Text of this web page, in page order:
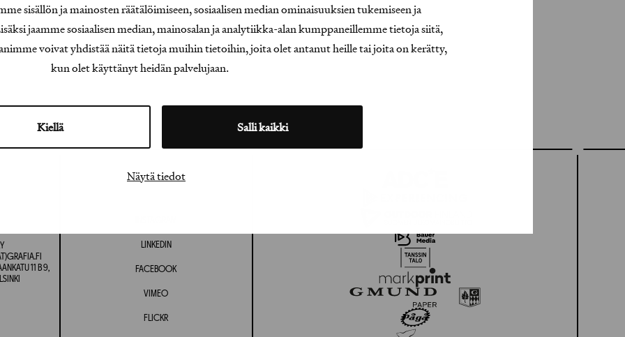
sisällön ja mainosten räätälöimiseen, sosiaalisen median ominaisuuksien tukemiseen ja
jaamme sosiaalisen median, mainosalan ja analytiikka-alan kumppaneillemme tietoja siitä,
voivat yhdistää näitä tietoja muihin tietoihin, joita olet antanut heille tai joita on kerätty,
kun olet käyttänyt heidän palvelujaan.
Kiellä Salli kaikki
Näytä tiedot
11 B 9,
LINKEDIN
FACEBOOK
VIMEO
FLICKR